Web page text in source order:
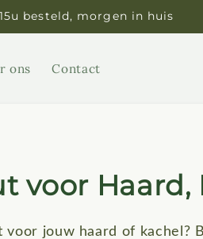
besteld, morgen in huis
ons Contact
voor Haard,
jouw haard of kachel?